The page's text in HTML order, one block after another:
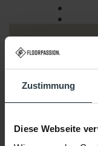
Zustimmung
Diese Webseite
Die Proben